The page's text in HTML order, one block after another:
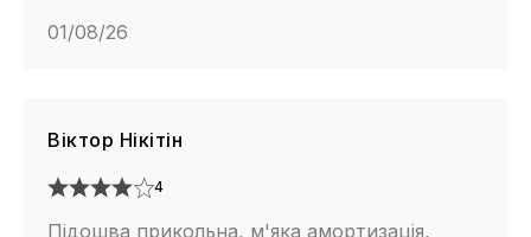
01/08/26
Віктор Нікітін
4
Підошва прикольна, м'яка амортизація,